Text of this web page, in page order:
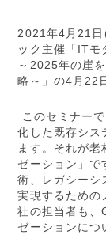
2021年4月21
ック主催「IT
～2025年の崖
略～」の4月22
このセミナー
化した既存シス
ます。それが
ゼーション」で
術、レガシーシ
実現するための
社の担当者も、
ゼーションにつ